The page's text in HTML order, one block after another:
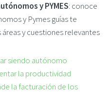
y PYMES: conoce
y Pymes guías te
y cuestiones relevantes
siendo autónomo
la productividad
la facturación de los